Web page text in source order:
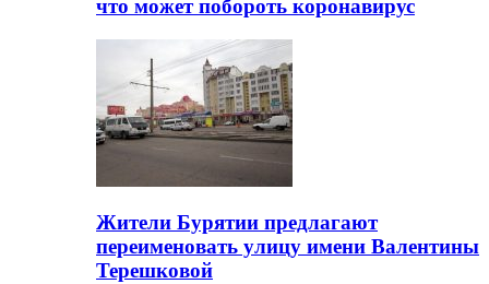
что может побороть коронавирус
Жители Бурятии предлагают
переименовать улицу имени Валентины
Терешковой